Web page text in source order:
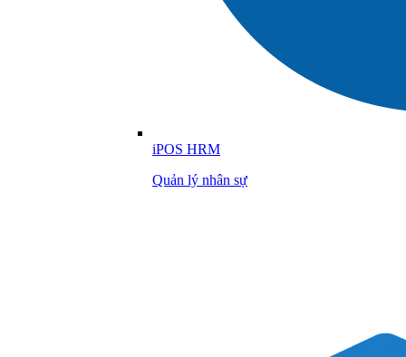
iPOS HRM
Quản lý nhân sự